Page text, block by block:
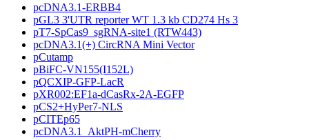
pcDNA3.1-ERBB4
pGL3 3'UTR reporter WT 1.3 kb CD274 Hs 3
pT7-SpCas9_sgRNA-site1 (RTW443)
pcDNA3.1(+) CircRNA Mini Vector
pCutamp
pBiFC-VN155(I152L)
pQCXIP-GFP-LacR
pXR002:EF1a-dCasRx-2A-EGFP
pCS2+HyPer7-NLS
pCITEp65
pcDNA3.1_AktPH-mCherry